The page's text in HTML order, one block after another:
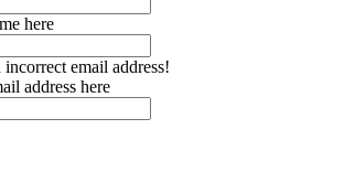
here
email address!
address here